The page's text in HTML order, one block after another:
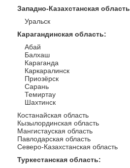
Западно-Казахстанская область
Уральск
Карагандинская область:
Абай
Балхаш
Караганда
Каркаралинск
Приозёрск
Сарань
Темиртау
Шахтинск
Костанайская область
Кызылординская область
Мангистауская область
Павлодарская область
Северо-Казахстанская область
Туркестанская область: